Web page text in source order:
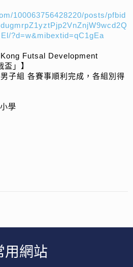
100063756428220/posts/pfbid
?d=w&mibextid=qC1gEa
Futsal Development
盃」】
子組 各賽事順利完成，各組別得
學
用網站